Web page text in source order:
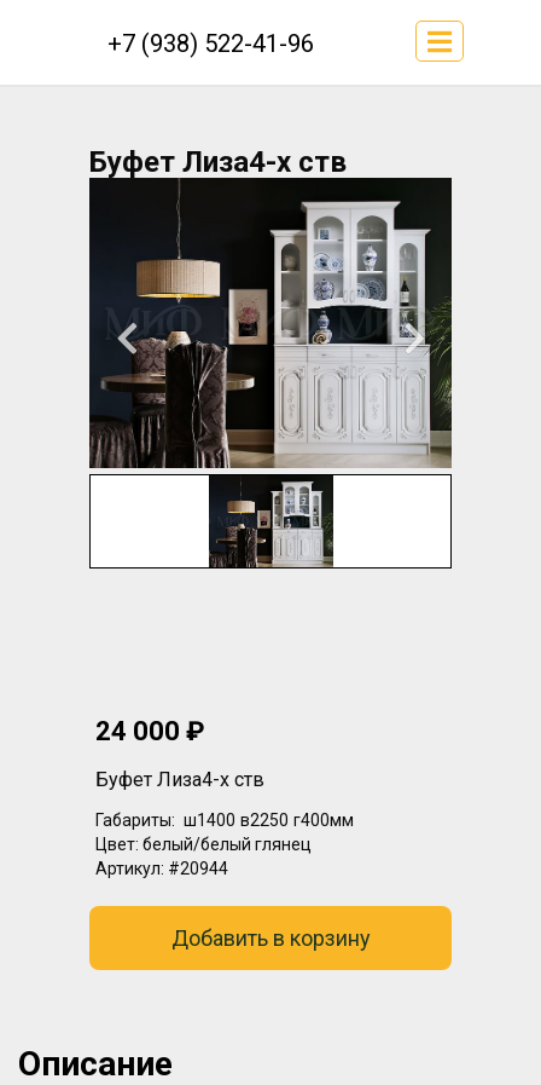
+7 (938) 522-41-96
Буфет Лиза4-х ств
24 000 ₽
Буфет Лиза4-х ств
Габариты: ш1400 в2250 г400мм
Цвет: белый/белый глянец
Артикул: #20944
Добавить в корзину
Описание